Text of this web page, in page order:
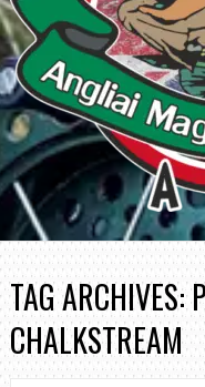
TAG ARCHIVES:
CHALKSTREAM